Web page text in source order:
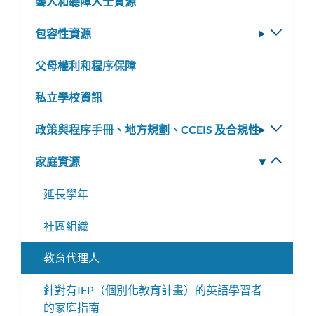
包容性資源
父母權利和程序保障
私立學校資訊
政策與程序手冊、地方規劃、CCEIS 及合規性
家庭資源
延長學年
社區組織
教育代理人
針對有IEP（個別化教育計畫）的英語學習者
的家庭指南